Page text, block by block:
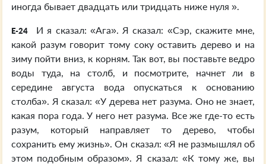
иногда бывает двадцать или тридцать ниже нуля ».
E-24
И я сказал: «Ага». Я сказал: «Сэр, скажите мне,
какой разум говорит тому соку оставить дерево и на
зиму пойти вниз, к корням. Так вот, вы поставьте ведро
воды туда, на столб, и посмотрите, начнет ли в
середине августа вода опускаться к основанию
столба». Я сказал: «У дерева нет разума. Оно не знает,
какая пора года. У него нет разума. Все же где-то есть
разум, который направляет то дерево, чтобы
сохранить ему жизнь». Он сказал: «Я не размышлял об
этом подобным образом». Я сказал: «К тому же, вы